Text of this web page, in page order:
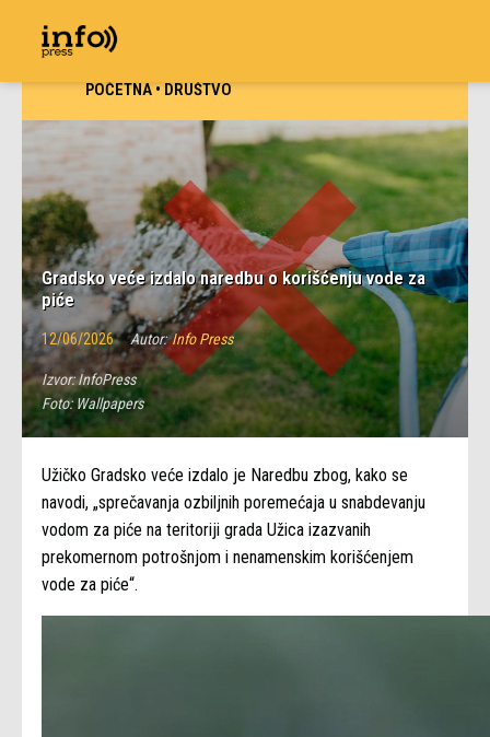
POČETNA•DRUŠTVO
Gradsko veće izdalo naredbu o korišćenju vode za
piće
12/06/2026 Autor: Info Press
Izvor:InfoPress
Foto: Wallpapers
Užičko Gradsko veće izdalo je Naredbu zbog, kako se
navodi, „sprečavanja ozbiljnih poremećaja u snabdevanju
vodom za piće na teritoriji grada Užica izazvanih
prekomernom potrošnjom i nenamenskim korišćenjem
vode za piće“.